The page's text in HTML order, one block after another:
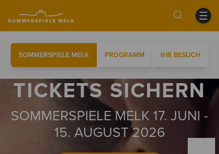
SOMMERSPIELE MELK PROGRAMM IHR BESUCH
TICKETS SICHERN
SOMMERSPIELE MELK 17. JUNI -
15. AUGUST 2026